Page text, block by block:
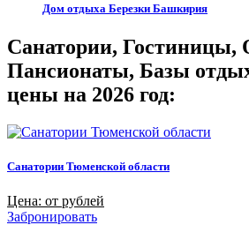
Дом отдыха Березки Башкирия
Санатории, Гостиницы,
Пансионаты, Базы
цены на 2026 год:
Санатории Тюменской области
Цена: от рублей
Забронировать